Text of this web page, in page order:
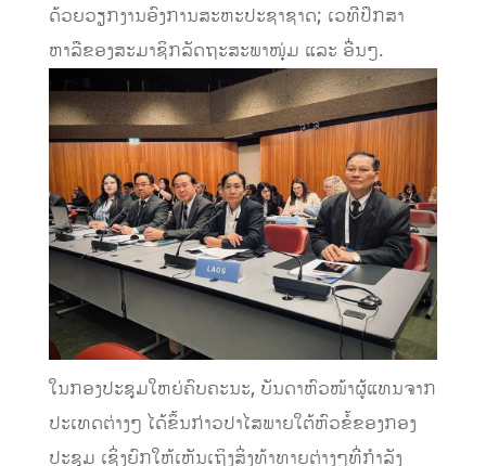
ດ້ວຍວຽກງານອົງການສະຫະປະຊາຊາດ; ເວທີປຶກສາ
ຫາລືຂອງສະມາຊິກລັດຖະສະພາໜຸ່ມ ແລະ ອື່ນໆ.
ໃນກອງປະຊຸມໃຫຍ່ຄົບຄະນະ, ບັນດາຫົວໜ້າຜູ້ແທນຈາກ
ປະເທດຕ່າງໆ ໄດ້ຂຶ້ນກ່າວປາໄສພາຍໃຕ້ຫົວຂໍ້ຂອງກອງ
ປະຊຸມ ເຊິ່ງຍົກໃຫ້ເຫັນເຖິງສິ່ງທ້າທາຍຕ່າງໆທີ່ກຳລັງ